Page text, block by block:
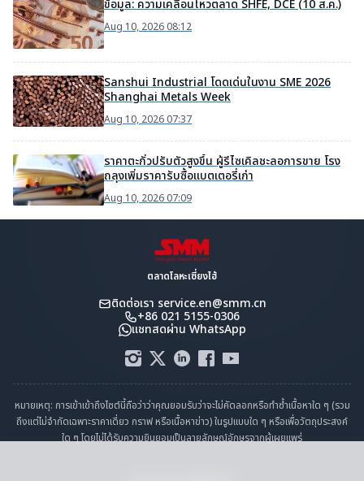
ข้อมูล: ความเคลื่อนไหวตลาด SHFE, DCE (10 ส.ค.)
Aug 10, 2026 08:12
Sanshui Industrial โดดเด่นในงาน SME 2026
Shanghai Metals Week
Aug 10, 2026 07:37
ราคาตะกั่วปรับตัวสูงขึ้น ผู้รีไซเคิลชะลอการขาย โรง
ถลุงเพิ่มราคารับซื้อแบตเตอรี่เก่า
Aug 10, 2026 07:09
ตลาดโลหะเซี่ยงไฮ้
ติดต่อเรา service.en@smm.cn
+86 021 5155-0306
แชทสดผ่าน WhatsApp
หมายเหตุ: การเข้าเข้าถึงไซต์นี้ถือว่าว่าคุณยอมรับว่าจะไม่คัดลอกหรือทำซ้ำเนื้อหาใด ๆ (รวม
ถึงแต่ไม่จำกัดเฉพาะราคาเดี่ยว กราฟ หรือเนื้อหาข่าว) ในรูปแบบใด ๆ หรือเพื่อวัตถุประสงค์
ใด ๆ โดยไม่ได้รับความยินยอมเป็นลายลักษณ์อักษรจากผู้เผยแพร่